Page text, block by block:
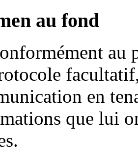
au fond
au
en
que lui